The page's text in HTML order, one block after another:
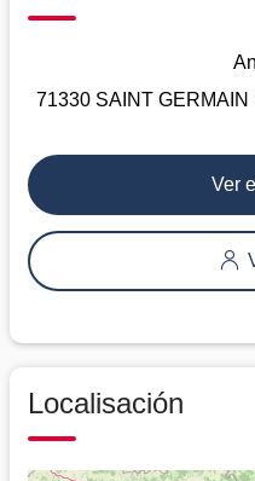
71330 SAINT
Ver
Localisación